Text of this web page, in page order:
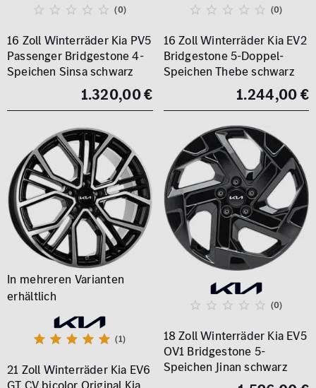
(0)
16 Zoll Winterräder Kia PV5
Passenger Bridgestone 4-
Speichen Sinsa schwarz
1.320,00 €
(0)
16 Zoll Winterräder Kia EV2
Bridgestone 5-Doppel-
Speichen Thebe schwarz
1.244,00 €
(1)
21 Zoll Winterräder Kia EV6
(0)
18 Zoll Winterräder Kia EV5
OV1 Bridgestone 5-
Speichen Jinan schwarz